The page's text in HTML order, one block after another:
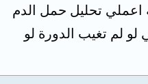
اعملي تحليل حمل الدم
ب ١٤ يوم حتي لو لم تغيب الدورة لو